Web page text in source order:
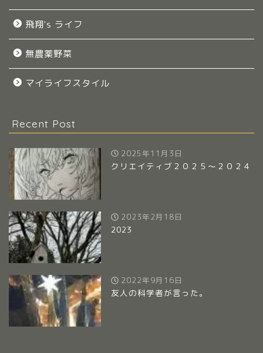
飛翔's ライフ
無農薬野菜
マイライフスタイル
Recent Post
2025年11月3日
クリエイティブ２０２５～２０２４
2023年2月18日
2023
2022年9月16日
友人の科学者が言った。